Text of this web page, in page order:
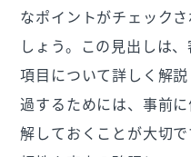
なポイントがチェック
しょう。この見出しは
項目について詳しく解
過するためには、事前
解しておくことが大切